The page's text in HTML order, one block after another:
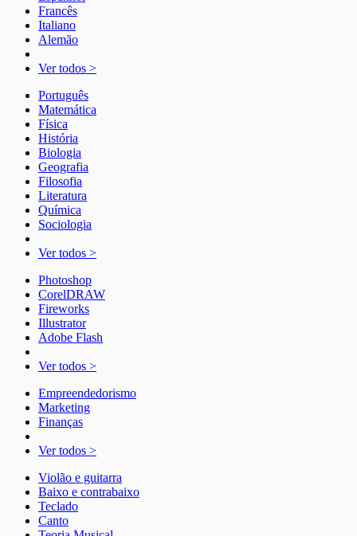
Francês
Italiano
Alemão
Ver todos >
Português
Matemática
Física
História
Biologia
Geografia
Filosofia
Literatura
Química
Sociologia
Ver todos >
Photoshop
CorelDRAW
Fireworks
Illustrator
Adobe Flash
Ver todos >
Empreendedorismo
Marketing
Finanças
Ver todos >
Violão e guitarra
Baixo e contrabaixo
Teclado
Canto